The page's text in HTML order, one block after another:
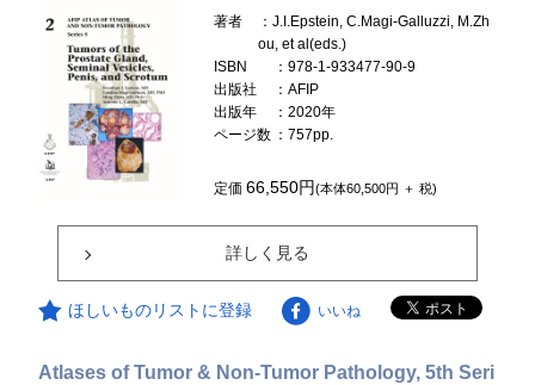
著者
：J.I.Epstein, C.Magi-Galluzzi, M.Zh
ou, et al(eds.)
ISBN
：978-1-933477-90-9
出版社
：AFIP
出版年
：2020年
ページ数 ：757pp.
定価66,550円(本体60,500円 ＋ 税)
詳しく見る
ほしいものリストに登録 いいね
Atlases of Tumor & Non-Tumor Pathology, 5th Seri